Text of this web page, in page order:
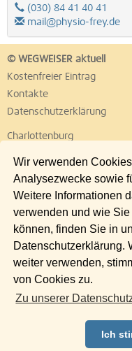
Wir verwenden
Analysezwecke sowie
Weitere Informationen
verwenden und wie
können, finden Sie in
Datenschutzerklärung.
weiter verwenden,
von Cookies zu.
Zu unserer
Ich
(030) 84 41 40 41
mail@physio-frey.de
© WEGWEISER aktuell
Kostenfreier Eintrag
Kontakte
Datenschutzerklärung
Charlottenburg
Lichtenberg
Pankow
Reinickendorf
Spandau
Tempelhof
Treptow